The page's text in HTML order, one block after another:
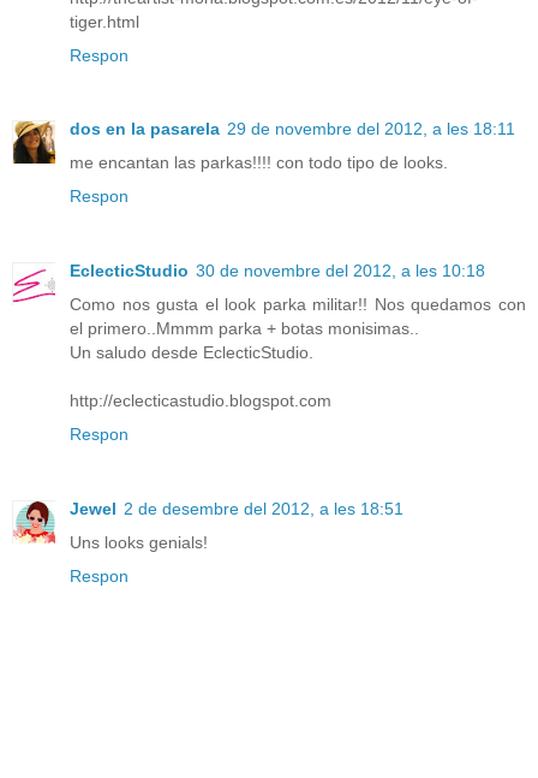
tiger.html
Respon
dos en la pasarela 29 de novembre del 2012, a les 18:11
me encantan las parkas!!!! con todo tipo de looks.
Respon
EclecticStudio 30 de novembre del 2012, a les 10:18
Como nos gusta el look parka militar!! Nos quedamos con
el primero..Mmmm parka + botas monisimas..
Un saludo desde EclecticStudio.
http://eclecticastudio.blogspot.com
Respon
Jewel 2 de desembre del 2012, a les 18:51
Uns looks genials!
Respon